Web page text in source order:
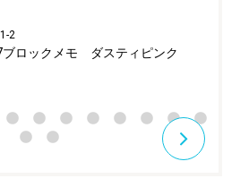
2
ロックメモ ダスティピンク